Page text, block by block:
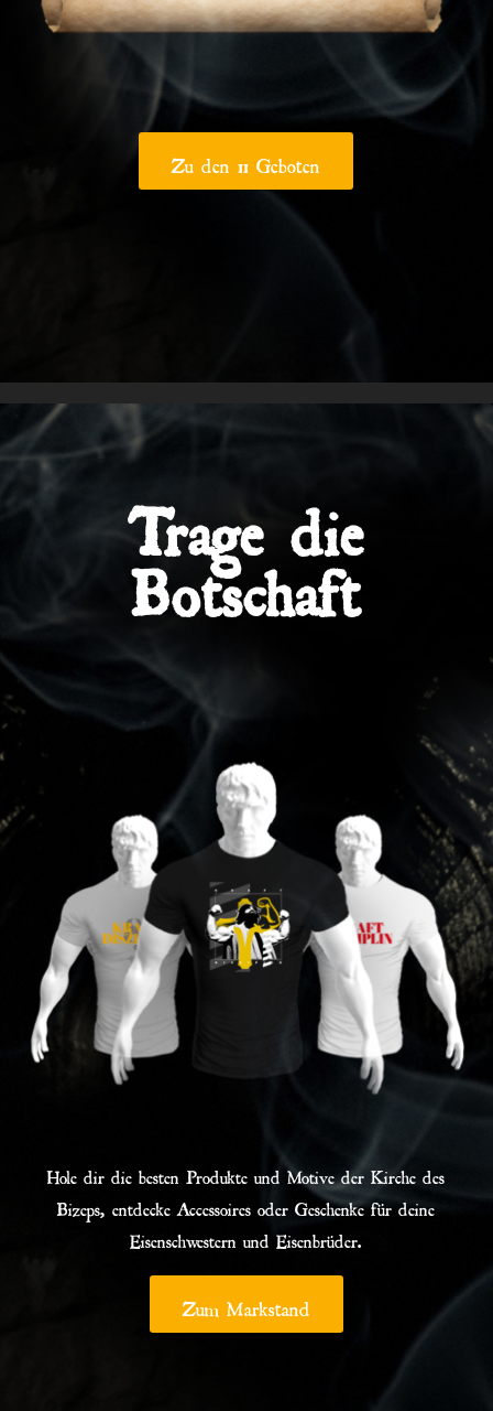
Zu den 11 Geboten
Trage die
Botschaft
Hole dir die besten Produkte und Motive der Kirche des
Bizeps, entdecke Accessoires oder Geschenke für deine
Eisenschwestern und Eisenbrüder.
Zum Markstand